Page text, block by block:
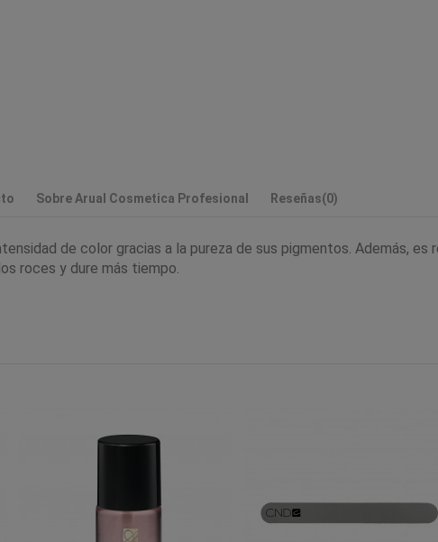
Sobre Arual Cosmetica Profesional Reseñas(0)
de color gracias a la pureza de sus pigmentos. Además,
roces y dure más tiempo.